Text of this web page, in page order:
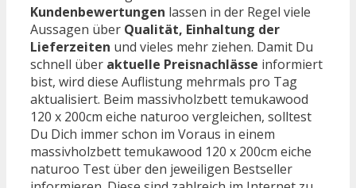
Kundenbewertungen lassen in der Regel viele
Aussagen über Qualität, Einhaltung der
Lieferzeiten und vieles mehr ziehen. Damit Du
schnell über aktuelle Preisnachlässe informiert
bist, wird diese Auflistung mehrmals pro Tag
aktualisiert. Beim massivholzbett temukawood
120 x 200cm eiche naturoo vergleichen, solltest
Du Dich immer schon im Voraus in einem
massivholzbett temukawood 120 x 200cm eiche
naturoo Test über den jeweiligen Bestseller